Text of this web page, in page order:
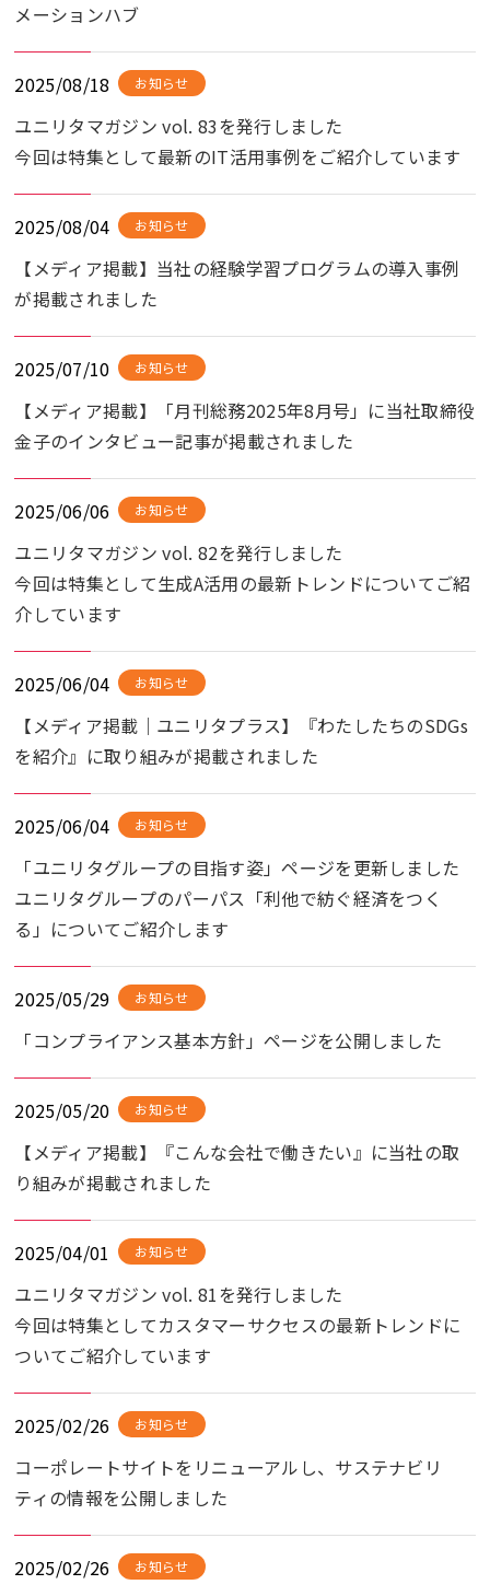
メーションハブ
2025/08/18 お知らせ
ユニリタマガジン vol. 83を発行しました
今回は特集として最新のIT活用事例をご紹介しています
2025/08/04 お知らせ
【メディア掲載】当社の経験学習プログラムの導入事例
が掲載されました
2025/07/10 お知らせ
【メディア掲載】「月刊総務2025年8月号」に当社取締役
金子のインタビュー記事が掲載されました
2025/06/06 お知らせ
ユニリタマガジン vol. 82を発行しました
今回は特集として生成A活用の最新トレンドについてご紹
介しています
2025/06/04 お知らせ
【メディア掲載｜ユニリタプラス】『わたしたちのSDGs
を紹介』に取り組みが掲載されました
2025/06/04 お知らせ
「ユニリタグループの目指す姿」ページを更新しました
ユニリタグループのパーパス「利他で紡ぐ経済をつく
る」についてご紹介します
2025/05/29 お知らせ
「コンプライアンス基本方針」ページを公開しました
2025/05/20 お知らせ
【メディア掲載】『こんな会社で働きたい』に当社の取
り組みが掲載されました
2025/04/01 お知らせ
ユニリタマガジン vol. 81を発行しました
今回は特集としてカスタマーサクセスの最新トレンドに
ついてご紹介しています
2025/02/26 お知らせ
コーポレートサイトをリニューアルし、サステナビリ
ティの情報を公開しました
2025/02/26 お知らせ